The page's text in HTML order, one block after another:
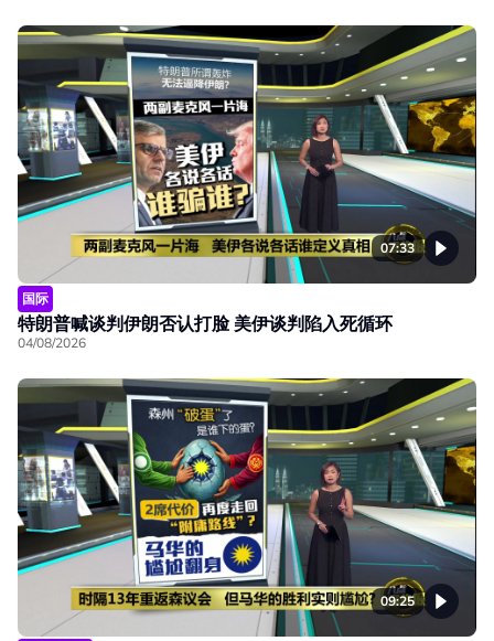
07:33
国际
特朗普喊谈判伊朗否认打脸 美伊谈判陷入死循环
04/08/2026
09:25